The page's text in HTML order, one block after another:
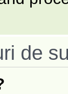
de